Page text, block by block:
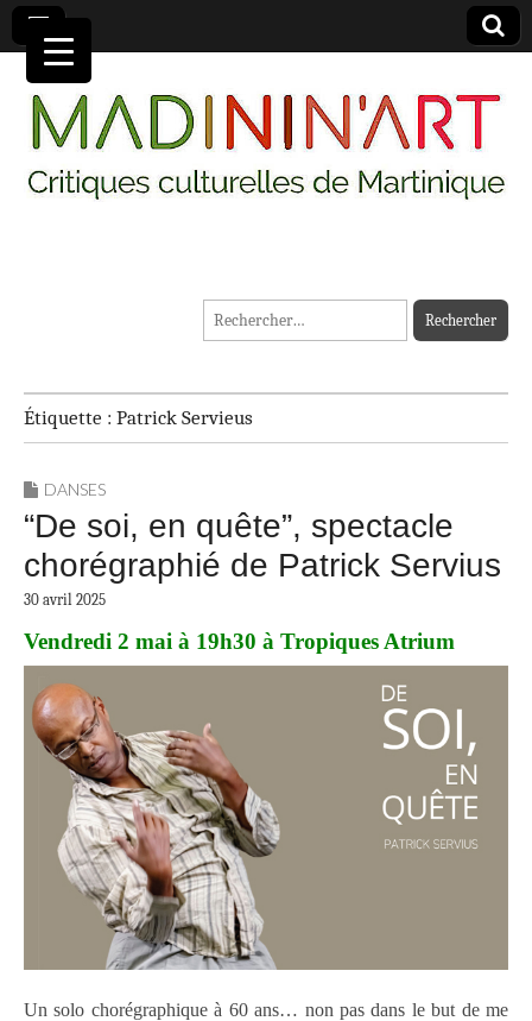
MADININ'ART
Rechercher :
Étiquette : Patrick Servieus
DANSES
“De soi, en quête”, spectacle
chorégraphié de Patrick Servius
30 avril 2025
Vendredi 2 mai à 19h30 à Tropiques Atrium
Un solo chorégraphique à 60 ans… non pas dans le but de me